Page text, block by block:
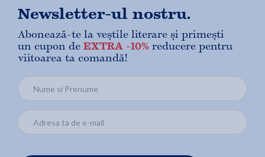
Newsletter-ul nostru.
Abonează-te la veștile literare și primești
un cupon de EXTRA -10% reducere pentru
viitoarea ta comandă!